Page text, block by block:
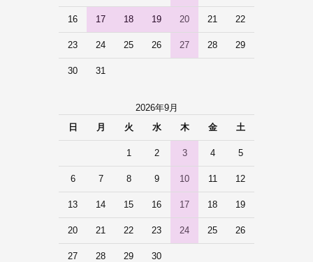
16 17 18 19 20 21 22
23 24 25 26 27 28 29
30 31
2026年9月
日
月 火 水 木 金 土
1 2 3 4 5
6 7 8 9 10 11 12
13 14 15 16 17 18 19
20 21 22 23 24 25 26
27 28 29 30